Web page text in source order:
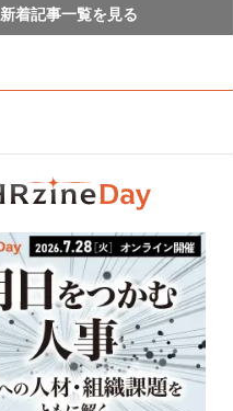
新着記事一覧を見る